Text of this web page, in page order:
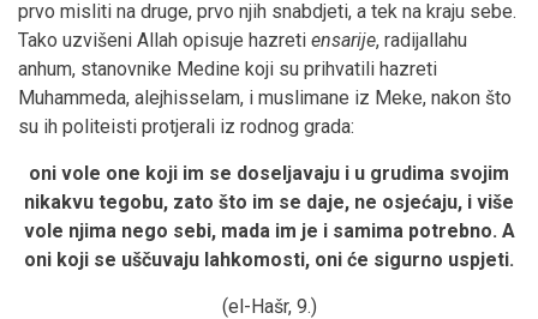
prvo misliti na druge, prvo njih snabdjeti, a tek na kraju sebe.
Tako uzvišeni Allah opisuje hazreti ensarije, radijallahu
anhum, stanovnike Medine koji su prihvatili hazreti
Muhammeda, alejhisselam, i muslimane iz Meke, nakon što
su ih politeisti protjerali iz rodnog grada:
oni vole one koji im se doseljavaju i u grudima svojim
nikakvu tegobu, zato što im se daje, ne osjećaju, i više
vole njima nego sebi, mada im je i samima potrebno. A
oni koji se uščuvaju lahkomosti, oni će sigurno uspjeti.
(el-Hašr, 9.)